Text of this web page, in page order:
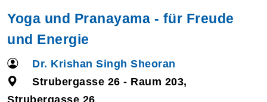
Yoga und Pranayama - für Freude
und Energie
Dr. Krishan Singh Sheoran
Strubergasse 26 - Raum 203,
Strubergasse 26